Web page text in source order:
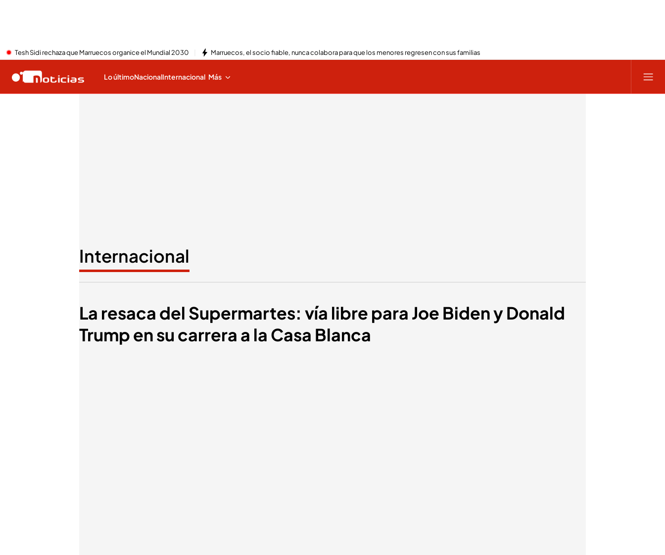
Tesh Sidi rechaza que Marruecos organice el Mundial 2030 Marruecos, el socio fiable, nunca colabora para que los menores regresen con sus familias
Lo últimoNacionalInternacional Más
Internacional
La resaca del Supermartes: vía libre para Joe Biden y Donald
Trump en su carrera a la Casa Blanca